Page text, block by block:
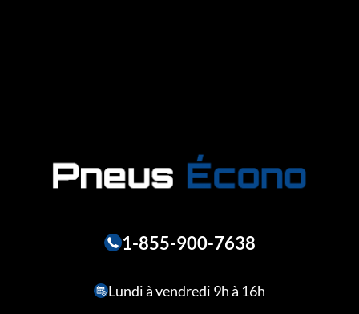
1-855-900-7638
Lundi à vendredi 9h à 16h